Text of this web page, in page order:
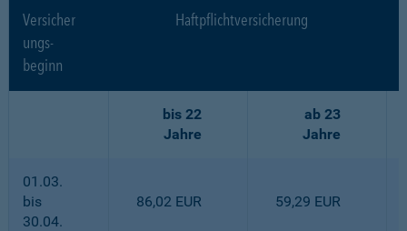
Versicher
ungs-
beginn
Haftpflichtversicherung
bis 22
Jahre
ab 23
Jahre
01.03.
bis
30.04.
86,02 EUR 59,29 EUR